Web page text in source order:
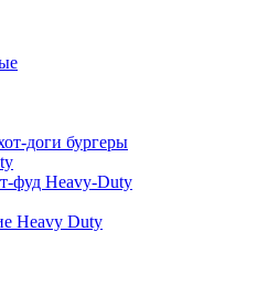
доги бургеры
фуд Heavy-Duty
Heavy Duty